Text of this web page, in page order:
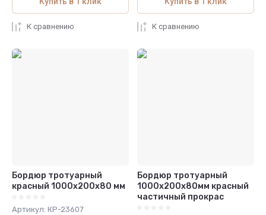
К сравнению К сравнению
Бордюр тротуарный
красный 1000х200х80 мм
Артикул: КР-23607
Бордюр тротуарный
1000х200х80мм красный
частичный прокрас